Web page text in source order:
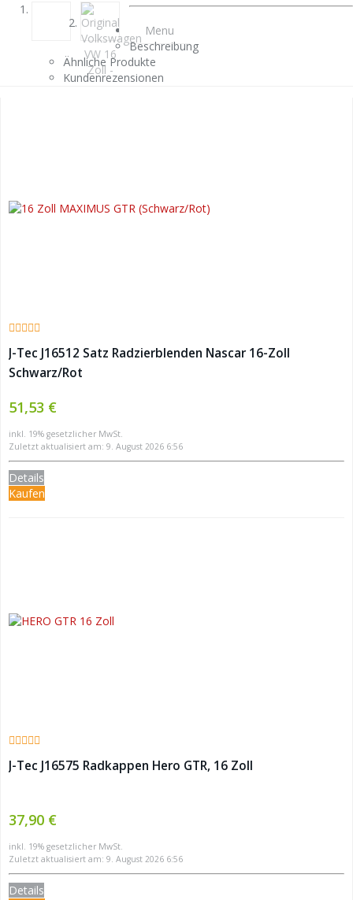
Menu
Beschreibung
Ähnliche Produkte
Kundenrezensionen
J-Tec J16512 Satz Radzierblenden Nascar 16-Zoll
Schwarz/Rot
51,53 €
inkl. 19% gesetzlicher MwSt.
Zuletzt aktualisiert am: 9. August 2026 6:56
Details
Kaufen
J-Tec J16575 Radkappen Hero GTR, 16 Zoll
37,90 €
inkl. 19% gesetzlicher MwSt.
Zuletzt aktualisiert am: 9. August 2026 6:56
Details